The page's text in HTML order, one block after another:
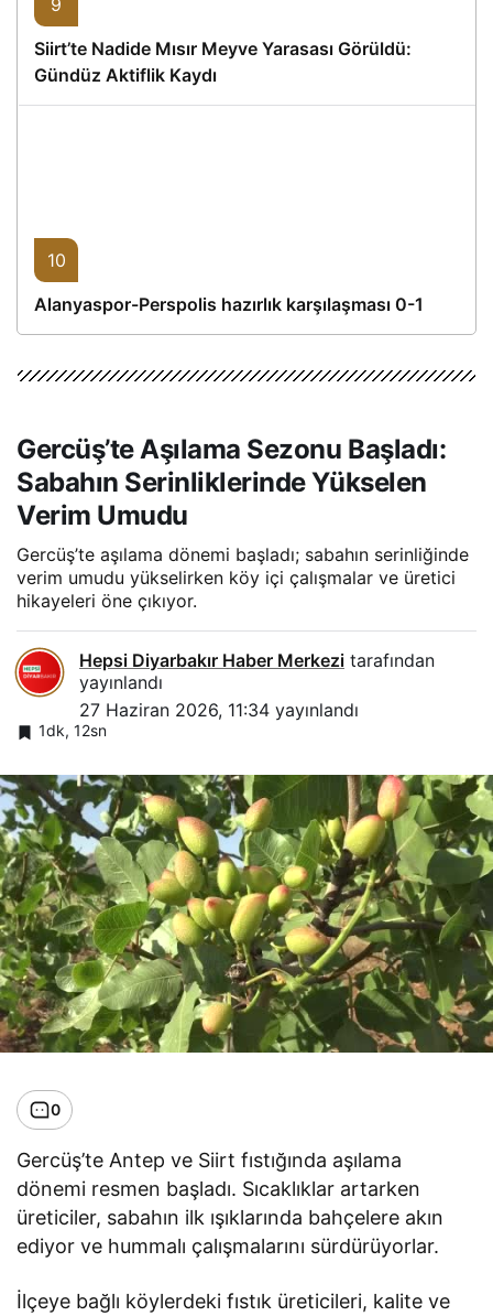
9
Siirt’te Nadide Mısır Meyve Yarasası Görüldü:
Gündüz Aktiflik Kaydı
10
Alanyaspor-Perspolis hazırlık karşılaşması 0-1
Gercüş’te Aşılama Sezonu Başladı:
Sabahın Serinliklerinde Yükselen
Verim Umudu
Gercüş’te aşılama dönemi başladı; sabahın serinliğinde
verim umudu yükselirken köy içi çalışmalar ve üretici
hikayeleri öne çıkıyor.
Hepsi Diyarbakır Haber Merkezi tarafından
yayınlandı
27 Haziran 2026, 11:34 yayınlandı
1dk, 12sn
0
Gercüş’te Antep ve Siirt fıstığında aşılama
dönemi resmen başladı. Sıcaklıklar artarken
üreticiler, sabahın ilk ışıklarında bahçelere akın
ediyor ve hummalı çalışmalarını sürdürüyorlar.
İlçeye bağlı köylerdeki fıstık üreticileri, kalite ve